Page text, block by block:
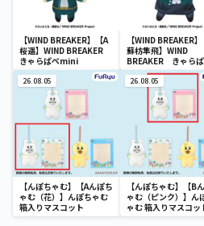
【WIND BREAKER】【A
桜遥】WIND BREAKER
きゃらぱぺmini
【WIND BREAKER
蘇枋隼飛】WIND
BREAKER きゃら
BIG
26.08.05
【んぽちゃむ】【Aんぽち
ゃむ（花）】んぽちゃむ
箱入りマスコット
26.08.05
【んぽちゃむ】【B
ゃむ（ピンク）】ん
ゃむ 箱入りマスコッ